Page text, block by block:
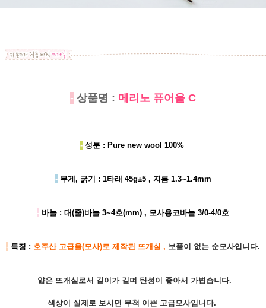
- 상품명 : 메리노 퓨어울 C
-성분 : Pure new wool 100%
-무게, 굵기 : 1타래 45g±5 , 지름 1.3~1.4mm
- 바늘 : 대(줄)바늘 3~4호(mm) , 모사용코바늘 3/0-4/0호
- 특징 : 호주산 고급울(모사)로 제작된 뜨개실 , 보풀이 없는 순모사입니다.
얇은 뜨개실로서 길이가 길며 탄성이 좋아서 가볍습니다.
색상이 실제로 보시면 무척 이쁜 고급모사입니다.